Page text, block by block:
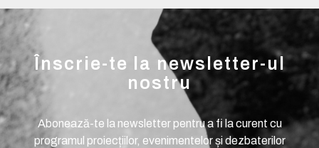
Înscrie-te la newsletter-ul
nostru
Abonează-te la newsletter pentru a fi la curent cu
programul proiecțiilor, evenimentelor și dezbaterilor